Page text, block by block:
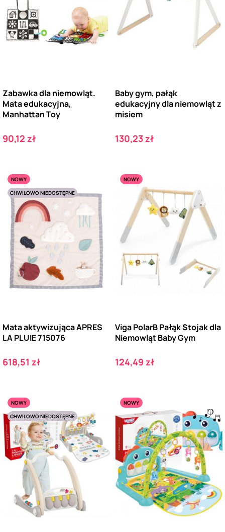
Zabawka dla niemowląt.
Mata edukacyjna,
Manhattan Toy
Cena
90,12 zł
Baby gym, pałąk
edukacyjny dla niemowląt z
misiem
Cena
130,23 zł
NOWY
CHWILOWO NIEDOSTĘPNE
Mata aktywizująca APRES
LA PLUIE 715076
Cena
618,51 zł
NOWY
Viga PolarB Pałąk Stojak dla
Niemowląt Baby Gym
Cena
124,49 zł
NOWY
CHWILOWO NIEDOSTĘPNE
NOWY